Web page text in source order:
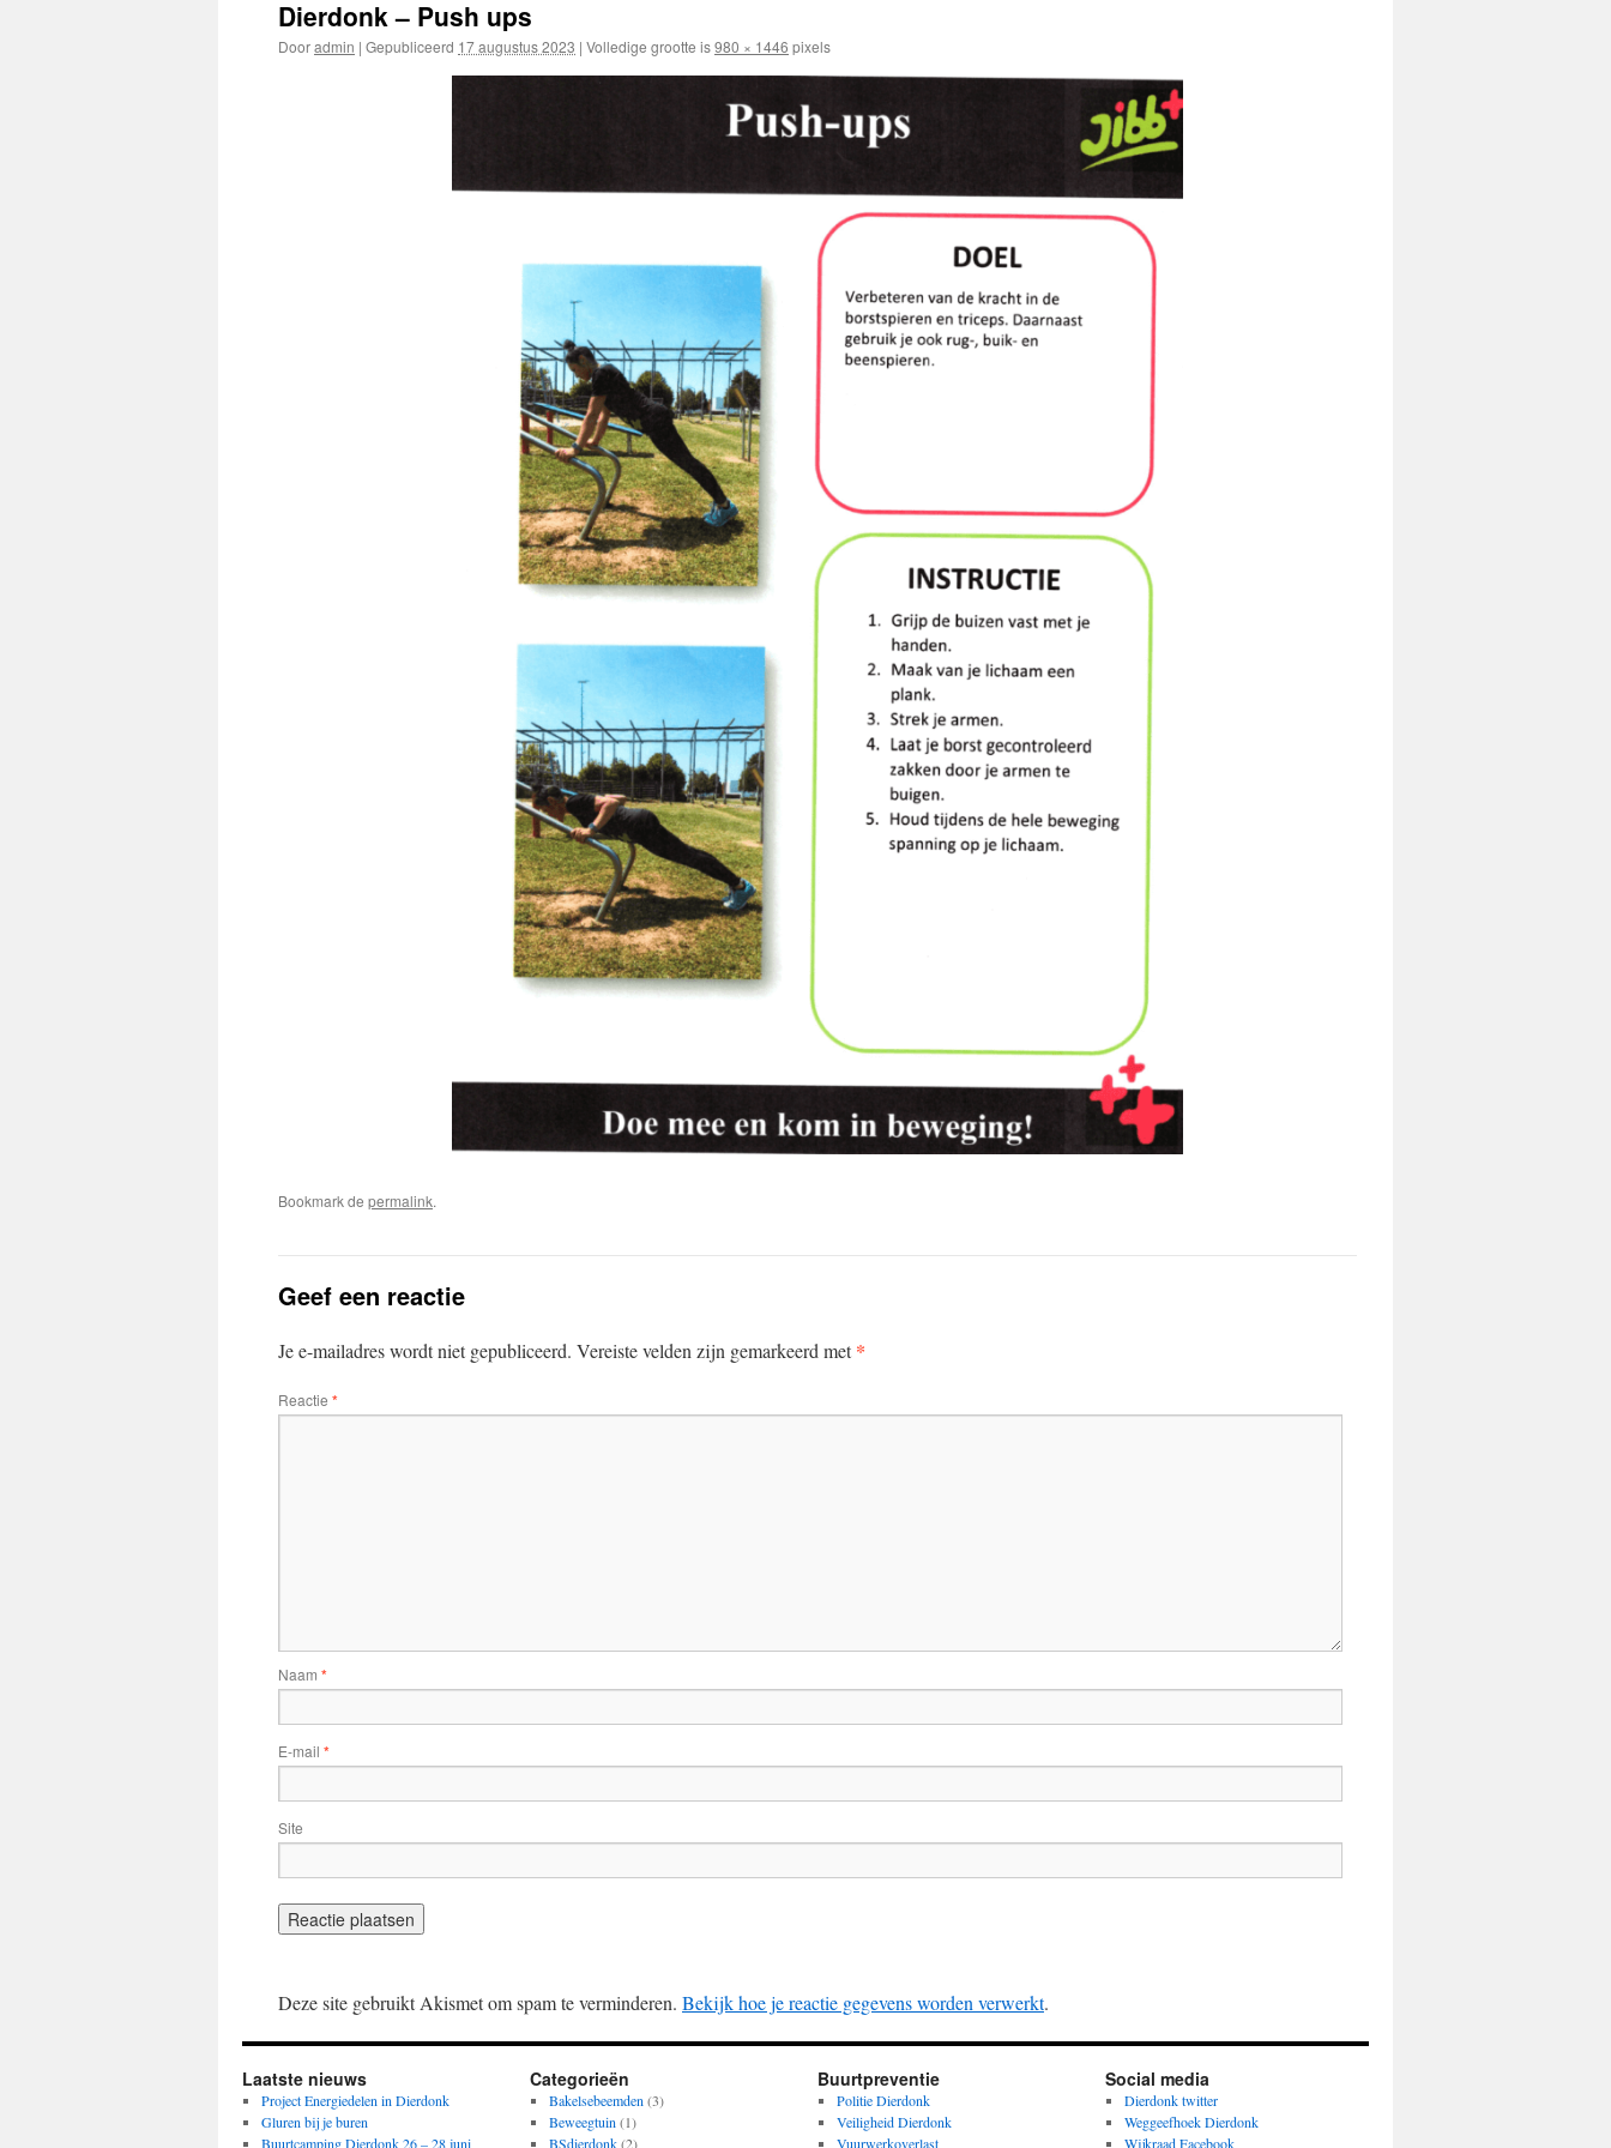
Dierdonk – Push ups
Dooradmin | Gepubliceerd 17 augustus 2023 | Volledige grootte is980 × 1446 pixels
Bookmark de permalink.
Geef een reactie
Je e-mailadres wordt niet gepubliceerd. Vereiste velden zijn gemarkeerd met*
Reactie *
Naam *
E-mail *
Site
Deze site gebruikt Akismet om spam te verminderen. Bekijk hoe je reactie gegevens worden verwerkt.
Laatste nieuws
Project Energiedelen in Dierdonk
Gluren bij je buren
Buurtcamping Dierdonk 26 – 28 juni
Categorieën
Bakelsebeemden (3)
Beweegtuin (1)
BSdierdonk(2)
Buurtpreventie
Politie Dierdonk
Veiligheid Dierdonk
Vuurwerkoverlast
Social media
Dierdonk twitter
Weggeefhoek Dierdonk
Wijkraad Facebook